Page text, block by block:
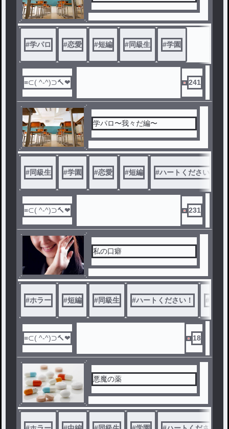
#学パロ #恋愛 #短編 #同級生 #学園
241
学パロ〜我々だ編〜
#同級生 #学園 #恋愛 #短編 #ハートください！
231
私の口癖
#ホラー #短編 #同級生 #ハートください！ #
18
悪魔の薬